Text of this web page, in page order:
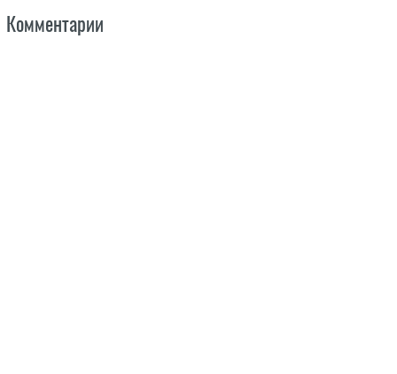
Комментарии